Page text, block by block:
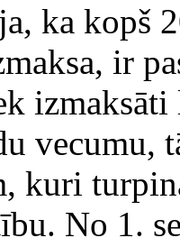
ka kopš
ir
vecumu,
kuri
No 1.